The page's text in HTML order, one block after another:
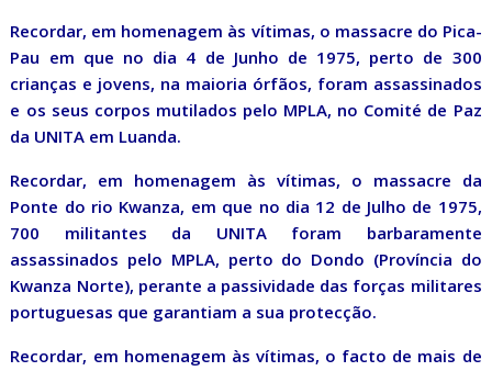
Recordar, em homenagem às vítimas, o massacre do Pica-
Pau em que no dia 4 de Junho de 1975, perto de 300
crianças e jovens, na maioria órfãos, foram assassinados
e os seus corpos mutilados pelo MPLA, no Comité de Paz
da UNITA em Luanda.
Recordar, em homenagem às vítimas, o massacre da
Ponte do rio Kwanza, em que no dia 12 de Julho de 1975,
700 militantes da UNITA foram barbaramente
assassinados pelo MPLA, perto do Dondo (Província do
Kwanza Norte), perante a passividade das forças militares
portuguesas que garantiam a sua protecção.
Recordar, em homenagem às vítimas, o facto de mais de